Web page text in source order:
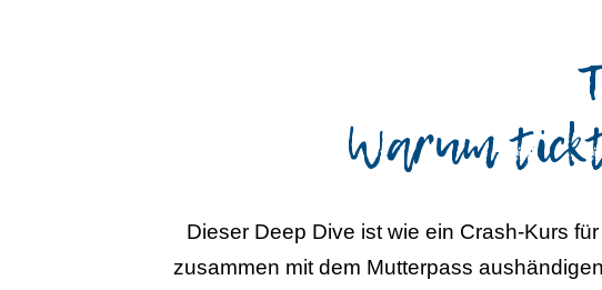
Warum
Dieser Deep Dive ist wie ein Crash-Kurs für
zusammen mit dem Mutterpass